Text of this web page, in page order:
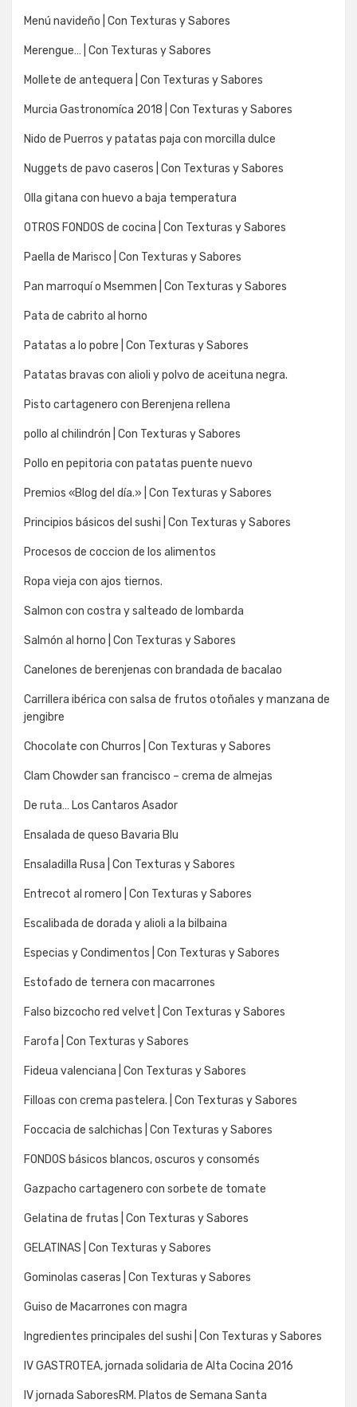
Menú navideño | Con Texturas y Sabores
Merengue… | Con Texturas y Sabores
Mollete de antequera | Con Texturas y Sabores
Murcia Gastronomíca 2018 | Con Texturas y Sabores
Nido de Puerros y patatas paja con morcilla dulce
Nuggets de pavo caseros | Con Texturas y Sabores
Olla gitana con huevo a baja temperatura
OTROS FONDOS de cocina | Con Texturas y Sabores
Paella de Marisco | Con Texturas y Sabores
Pan marroquí o Msemmen | Con Texturas y Sabores
Pata de cabrito al horno
Patatas a lo pobre | Con Texturas y Sabores
Patatas bravas con alioli y polvo de aceituna negra.
Pisto cartagenero con Berenjena rellena
pollo al chilindrón | Con Texturas y Sabores
Pollo en pepitoria con patatas puente nuevo
Premios «Blog del día.» | Con Texturas y Sabores
Principios básicos del sushi | Con Texturas y Sabores
Procesos de coccion de los alimentos
Ropa vieja con ajos tiernos.
Salmon con costra y salteado de lombarda
Salmón al horno | Con Texturas y Sabores
Canelones de berenjenas con brandada de bacalao
Carrillera ibérica con salsa de frutos otoñales y manzana de
jengibre
Chocolate con Churros | Con Texturas y Sabores
Clam Chowder san francisco – crema de almejas
De ruta… Los Cantaros Asador
Ensalada de queso Bavaria Blu
Ensaladilla Rusa | Con Texturas y Sabores
Entrecot al romero | Con Texturas y Sabores
Escalibada de dorada y alioli a la bilbaina
Especias y Condimentos | Con Texturas y Sabores
Estofado de ternera con macarrones
Falso bizcocho red velvet | Con Texturas y Sabores
Farofa | Con Texturas y Sabores
Fideua valenciana | Con Texturas y Sabores
Filloas con crema pastelera. | Con Texturas y Sabores
Foccacia de salchichas | Con Texturas y Sabores
FONDOS básicos blancos, oscuros y consomés
Gazpacho cartagenero con sorbete de tomate
Gelatina de frutas | Con Texturas y Sabores
GELATINAS | Con Texturas y Sabores
Gominolas caseras | Con Texturas y Sabores
Guiso de Macarrones con magra
Ingredientes principales del sushi | Con Texturas y Sabores
IV GASTROTEA, jornada solidaria de Alta Cocina 2016
IV jornada SaboresRM. Platos de Semana Santa